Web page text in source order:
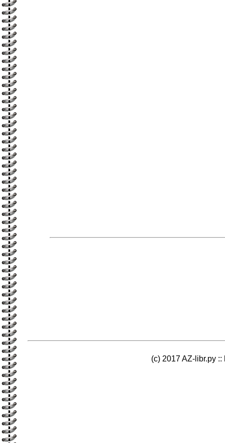
(c) 2017 AZ-libr.ру ::